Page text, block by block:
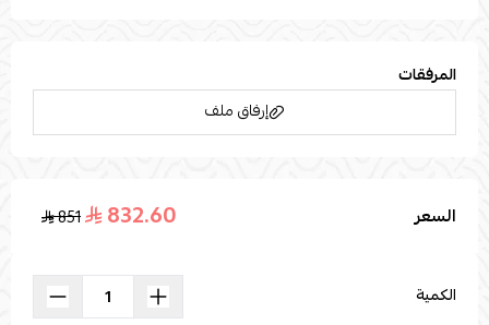
المرفقات
إرفاق ملف
اسحب و افلت الملف هنا
السعر 832.60
851
الكمية